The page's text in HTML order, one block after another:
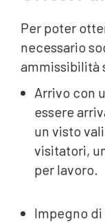
Per poter
necessario
ammissibilità
Arrivo con
essere
un visto
visitatori,
per lavoro.
Impegno